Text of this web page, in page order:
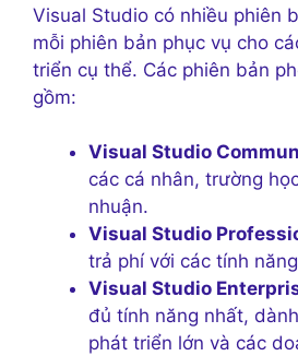
Visual Studio có nhiều phiên
mỗi phiên bản phục vụ cho
triển cụ thể. Các phiên bản
gồm:
Visual Studio
các cá nhân, trường
nhuận.
Visual Studio
trả phí với các tính
Visual Studio
đủ tính năng nhất,
phát triển lớn và các